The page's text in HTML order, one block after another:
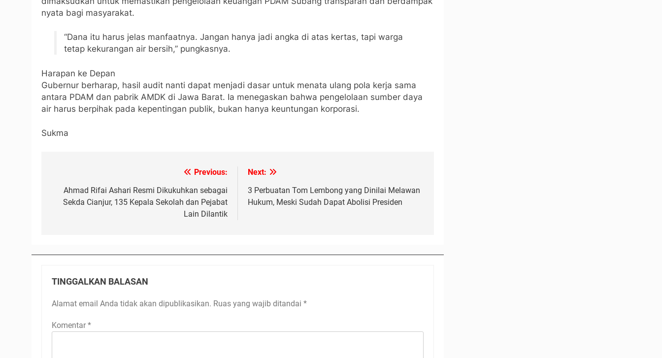
nyata bagi masyarakat.
“Dana itu harus jelas manfaatnya. Jangan hanya jadi angka di atas kertas, tapi warga
tetap kekurangan air bersih,” pungkasnya.
Harapan ke Depan
Gubernur berharap, hasil audit nanti dapat menjadi dasar untuk menata ulang pola kerja sama
antara PDAM dan pabrik AMDK di Jawa Barat. Ia menegaskan bahwa pengelolaan sumber daya
air harus berpihak pada kepentingan publik, bukan hanya keuntungan korporasi.
Sukma
pos
Previous:
Ahmad Rifai Ashari Resmi Dikukuhkan sebagai
Sekda Cianjur, 135 Kepala Sekolah dan Pejabat
Lain Dilantik
Next:
3 Perbuatan Tom Lembong yang Dinilai Melawan
Hukum, Meski Sudah Dapat Abolisi Presiden
TINGGALKAN BALASAN
Alamat email Anda tidak akan dipublikasikan. Ruas yang wajib ditandai *
Komentar *